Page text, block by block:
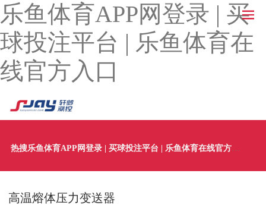
乐鱼体育APP网登录 | 买
球投注平台 | 乐鱼体育在
线官方入口
热搜乐鱼体育APP网登录 | 买球投注平台 | 乐鱼体育在线官方入口：
高温熔体压力变送器